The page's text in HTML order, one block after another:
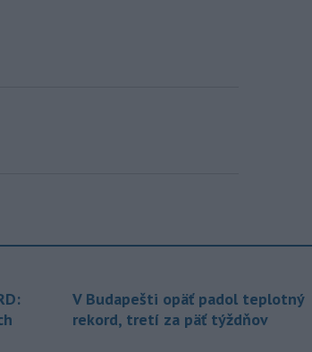
V Budapešti opäť padol teplotný
rekord, tretí za päť týždňov